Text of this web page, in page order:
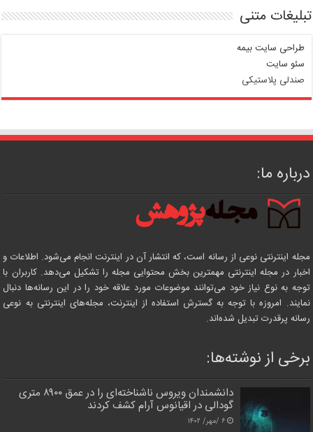
تبلیغات متنی
طراحی سایت بیمه
سئو سایت
صندلی پلاستیکی
درباره ما:
مجله اینترنتی نوعی از رسانه است، که انتشار آن در اینترنت انجام می‌شود. اطلاعات و
اخبار در مجله اینترنتی مهمترین بخش محتوایی مجله را تشکیل می‌دهد. کاربران با
توجه به نوع نیاز خود می‌توانند موضوعات مورد علاقه خود را در این رسانه‌ها دنبال
نمایند. امروزه با توجه به گسترش استفاده از اینترنت، مجله‌های اینترنتی به نوعی
رسانه پرقدرت تبدیل شده‌اند.
برخی از نوشته‌ها:
دانشمندان ویروس ناشناخته‌ای را در عمق ۸۹۰۰ متری
گودالی در اقیانوس آرام کشف کردند
۶ /مهر/ ۱۴۰۲